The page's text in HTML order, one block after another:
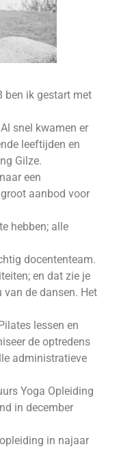
ben ik gestart met
snel kwamen er
leeftijden en
Gilze.
een
aanbod voor
hebben; alle
docententeam.
en dat zie je
van de dansen. Het
lessen en
de optredens
administratieve
Yoga Opleiding
in december
in najaar